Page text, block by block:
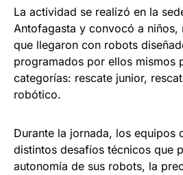
La actividad se realizó en la
Antofagasta y convocó a niños,
que llegaron con robots
programados por ellos mismos
categorías: rescate junior,
robótico.
Durante la jornada, los equipos
distintos desafíos técnicos que
autonomía de sus robots, la